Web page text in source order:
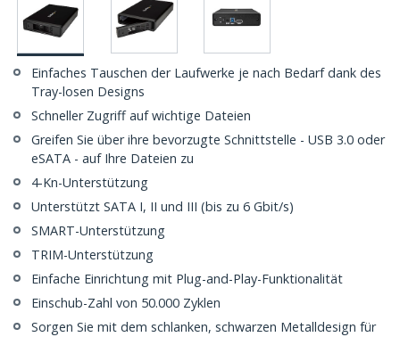
Einfaches Tauschen der Laufwerke je nach Bedarf dank des
Tray-losen Designs
Schneller Zugriff auf wichtige Dateien
Greifen Sie über ihre bevorzugte Schnittstelle - USB 3.0 oder
eSATA - auf Ihre Dateien zu
4-Kn-Unterstützung
Unterstützt SATA I, II und III (bis zu 6 Gbit/s)
SMART-Unterstützung
TRIM-Unterstützung
Einfache Einrichtung mit Plug-and-Play-Funktionalität
Einschub-Zahl von 50.000 Zyklen
Sorgen Sie mit dem schlanken, schwarzen Metalldesign für